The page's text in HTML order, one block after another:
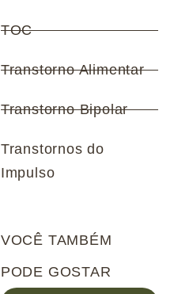
TOC
Transtorno Alimentar
Transtorno Bipolar
Transtornos do
Impulso
VOCÊ TAMBÉM
PODE GOSTAR